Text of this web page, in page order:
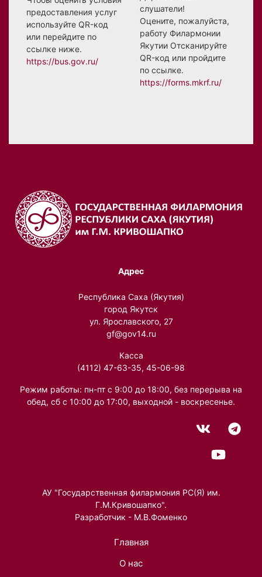
предоставления услуг
используйте QR-код
или перейдите по
ссылке ниже.
https://bus.gov.ru/
слушатели!
Оцените, пожалуйста,
работу Филармонии
Якутии Отсканируйте
QR-код или пройдите
по ссылке.
https://forms.mkrf.ru/
Адрес
Республика Саха (Якутия)
город Якутск
ул. Ярославского, 27
gf@gov14.ru
Касса
(4112) 47-63-35, 45-06-98
Режим работы: пн-пт с 9:00 до 18:00, без перерыва на
обед, сб с 10:00 до 17:00, выходной - воскресенье.
АУ "Государственная филармония РС(Я) им.
Г.М.Кривошапко".
Разработчик - М.В.Фоменко
Главная
О нас